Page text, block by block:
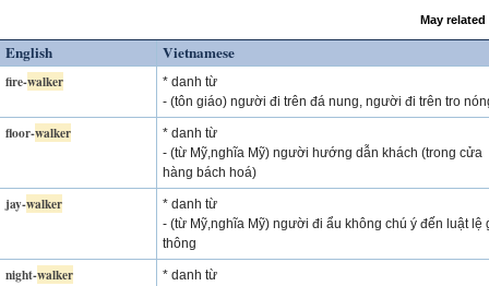
May
English Vietnamese
fire-walker
* danh từ
- (tôn giáo) người đi trên đá nung, người đi trên tro
floor-walker
* danh từ
- (từ Mỹ,nghĩa Mỹ) người hướng dẫn khách (trong cửa
hàng bách hoá)
jay-walker
* danh từ
- (từ Mỹ,nghĩa Mỹ) người đi ẩu không chú ý đến luật lệ
thông
night-walker
* danh từ